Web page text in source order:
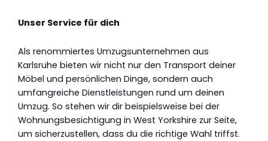
Unser Service für dich
Als renommiertes Umzugsunternehmen aus
Karlsruhe bieten wir nicht nur den Transport deiner
Möbel und persönlichen Dinge, sondern auch
umfangreiche Dienstleistungen rund um deinen
Umzug. So stehen wir dir beispielsweise bei der
Wohnungsbesichtigung in West Yorkshire zur Seite,
um sicherzustellen, dass du die richtige Wahl triffst.